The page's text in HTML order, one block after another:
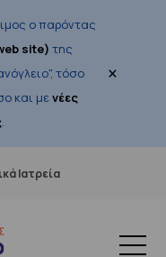
ο παρόντας
site) της
τόσο
και μενέες
.
×
Ιατρεία